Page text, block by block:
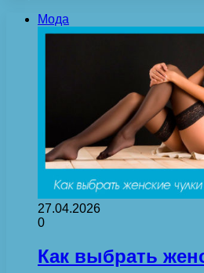
Мода
27.04.2026
0
Как выбрать